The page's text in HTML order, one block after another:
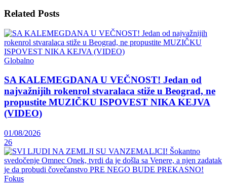
Related Posts
Globalno
SA KALEMEGDANA U VEČNOST! Jedan od
najvažnijih rokenrol stvaralaca stiže u Beograd, ne
propustite MUZIČKU ISPOVEST NIKA KEJVA
(VIDEO)
01/08/2026
26
Fokus